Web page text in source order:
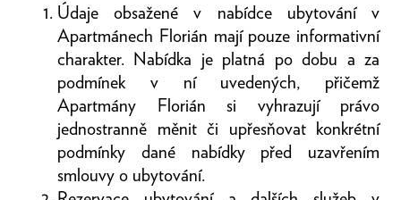
Údaje obsažené v nabídce ubytování v
Apartmánech Florián mají pouze informativní
charakter. Nabídka je platná po dobu a za
podmínek v ní uvedených, přičemž
Apartmány Florián si vyhrazují právo
jednostranně měnit či upřesňovat konkrétní
podmínky dané nabídky před uzavřením
smlouvy o ubytování.